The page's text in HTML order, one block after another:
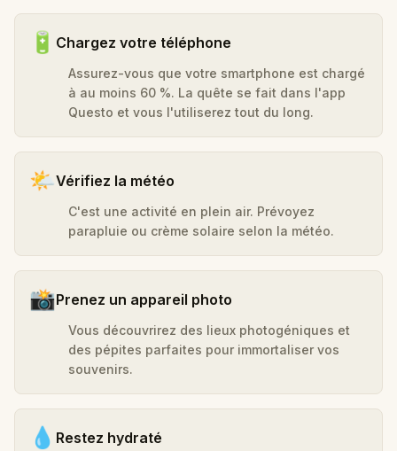
🔋 Chargez votre téléphone
Assurez-vous que votre smartphone est chargé
à au moins 60 %. La quête se fait dans l'app
Questo et vous l'utiliserez tout du long.
🌤️Vérifiez la météo
C'est une activité en plein air. Prévoyez
parapluie ou crème solaire selon la météo.
📸Prenez un appareil photo
Vous découvrirez des lieux photogéniques et
des pépites parfaites pour immortaliser vos
souvenirs.
💧 Restez hydraté